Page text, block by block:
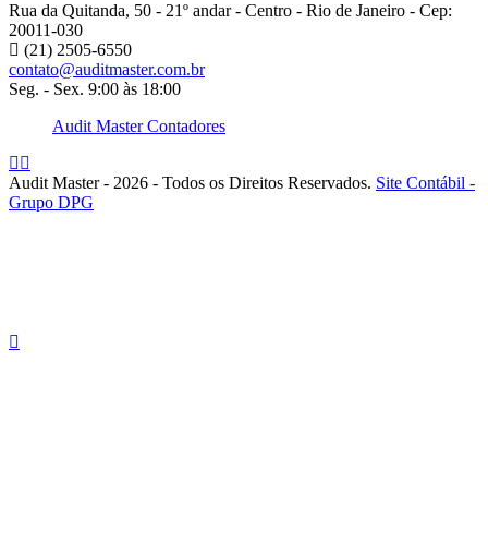
Rua da Quitanda, 50 - 21º andar - Centro - Rio de Janeiro - Cep:
20011-030
(21) 2505-6550
contato@auditmaster.com.br
Seg. - Sex. 9:00 às 18:00
Audit Master Contadores
Audit Master - 2026 - Todos os Direitos Reservados. Site Contábil -
Grupo DPG